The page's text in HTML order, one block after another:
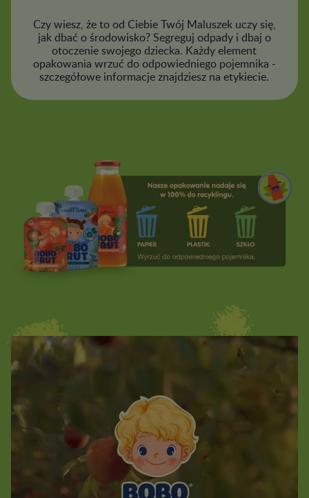
Czy wiesz, że to od Ciebie Twój Maluszek uczy się,
jak dbać o środowisko? Segreguj odpady i dbaj o
otoczenie swojego dziecka. Każdy element
opakowania wrzuć do odpowiedniego pojemnika -
szczegółowe informacje znajdziesz na etykiecie.